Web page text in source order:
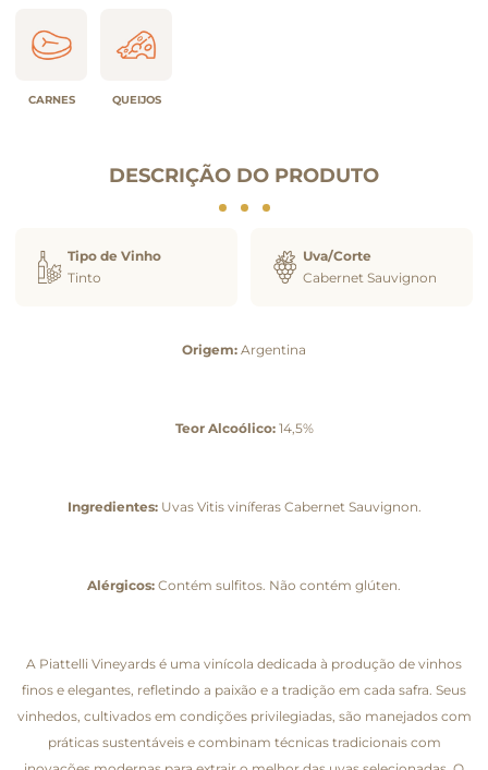
CARNES QUEIJOS
DESCRIÇÃO DO PRODUTO
Tipo de Vinho
Tinto
Uva/Corte
Cabernet Sauvignon
Origem: Argentina
Teor Alcoólico:14,5%
Ingredientes:Uvas Vitis viníferas Cabernet Sauvignon.
Alérgicos: Contém sulfitos. Não contém glúten.
A Piattelli Vineyards é uma vinícola dedicada à produção de vinhos
finos e elegantes, refletindo a paixão e a tradição em cada safra. Seus
vinhedos, cultivados em condições privilegiadas, são manejados com
práticas sustentáveis e combinam técnicas tradicionais com